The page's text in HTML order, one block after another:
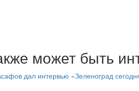
может быть
дал интервью «Зеленоград